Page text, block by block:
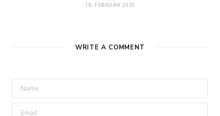
18. FEBRUAR 2015
WRITE A COMMENT